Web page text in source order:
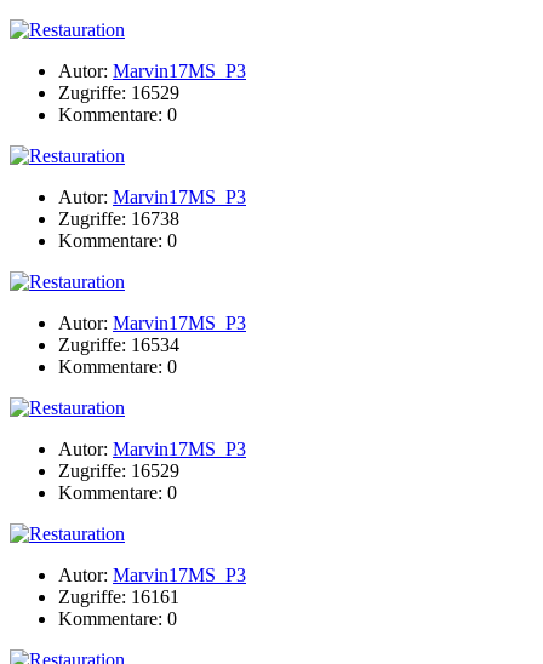
Autor: Marvin17MS_P3
Zugriffe: 16529
Kommentare: 0
Autor: Marvin17MS_P3
Zugriffe: 16738
Kommentare: 0
Autor: Marvin17MS_P3
Zugriffe: 16534
Kommentare: 0
Autor: Marvin17MS_P3
Zugriffe: 16529
Kommentare: 0
Autor: Marvin17MS_P3
Zugriffe: 16161
Kommentare: 0